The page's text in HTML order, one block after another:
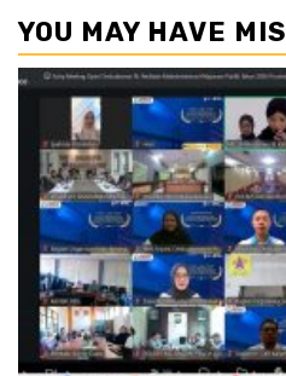
YOU MAY HAVE